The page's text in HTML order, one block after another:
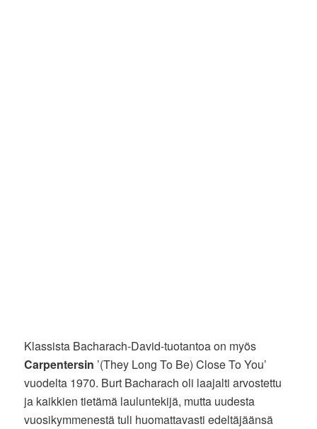
Klassista Bacharach-David-tuotantoa on myös
Carpentersin ’(They Long To Be) Close To You’
vuodelta 1970. Burt Bacharach oli laajalti arvostettu
ja kaikkien tietämä lauluntekijä, mutta uudesta
vuosikymmenestä tuli huomattavasti edeltäjäänsä